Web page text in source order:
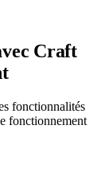
Craft
fonctionnalités
fonctionnement